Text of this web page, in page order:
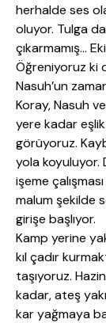
herhalde ses
oluyor. Tulga
çıkarmamış…
Öğreniyoruz ki
Nasuh’un
Koray, Nasuh
yere kadar
görüyoruz.
yola koyuluyor.
işeme
malum şekilde
girişe başlıyor.
Kamp yerine
kıl çadır
taşıyoruz.
kadar, ateş
kar yağmaya